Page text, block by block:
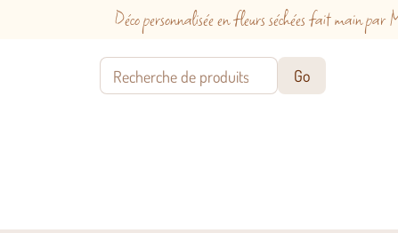
Déco personnalisée en fleurs séchées fait